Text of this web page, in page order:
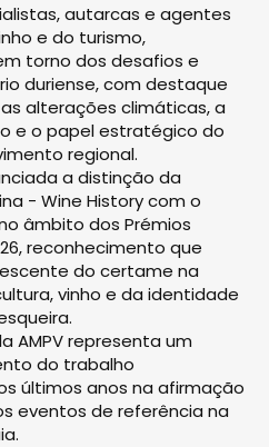
autarcas e agentes
e do turis­mo,
torno dos desafios e
duriense, com destaque
alterações climáticas, a
e o papel estratégico do
regional.
a distinção da
- Wine History com o
âmbito dos Prémios
reconhecimento que
do certame na
vinho e da identidade
AMPV representa um
do trabalho
últimos anos na afirmação
eventos de referência na